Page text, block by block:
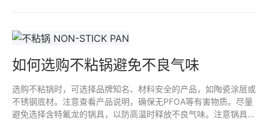
如何选购不粘锅避免不良气味
选购不粘锅时，可选择品牌知名、材料安全的产品，如陶瓷涂层或
不锈钢底材。注意查看产品说明，确保无PFOA等有害物质。尽量
避免选择含特氟龙的锅具，以防高温时释放不良气味。注意锅具的